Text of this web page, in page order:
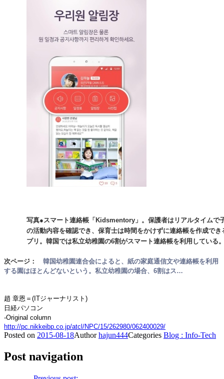
写真●スマート連絡帳「Kidsmentory」。保護者はリアルタイムで
の活動内容を確認でき、保育士は時間をかけずに連絡帳を作成でき
プリ。韓国では私立幼稚園の6割がスマート連絡帳を利用している
次ページ：
韓国幼稚園連合会によると、紙の家庭通信文や連絡帳を利用
する園はほとんどないという。私立幼稚園の場合、6割はス…
趙 章恩＝(ITジャーナリスト)
日経パソコン
-Original column
http://pc.nikkeibp.co.jp/atcl/NPC/15/262980/062400029/
Posted on 2015-08-18Authorhajun444Categories Blog : Info-Tech
Post navigation